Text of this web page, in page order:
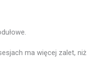
ma więcej zalet, niż